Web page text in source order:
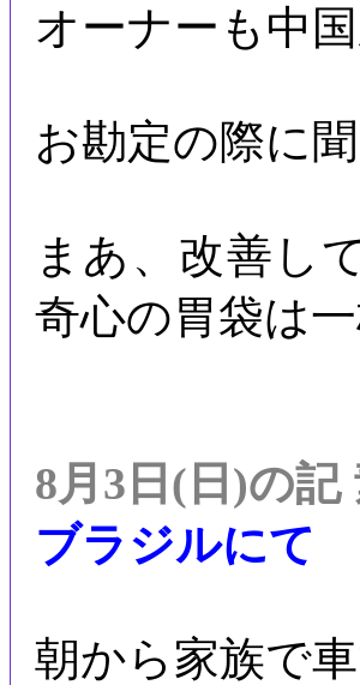
オーナーも中
お勘定の際に
まあ、改善し
奇心の胃袋は
8月3日(日)の
ブラジルにて
朝から家族で